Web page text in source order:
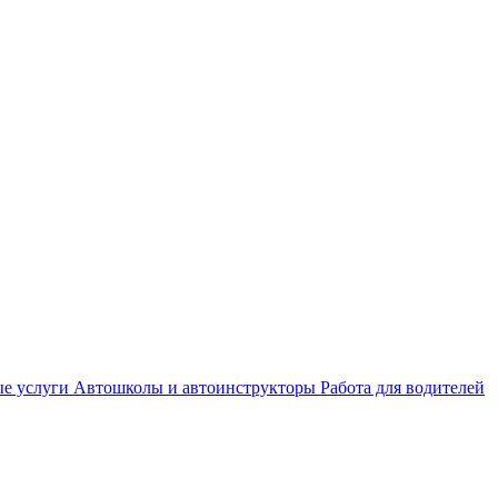
услуги Автошколы и автоинструкторы Работа для водителей